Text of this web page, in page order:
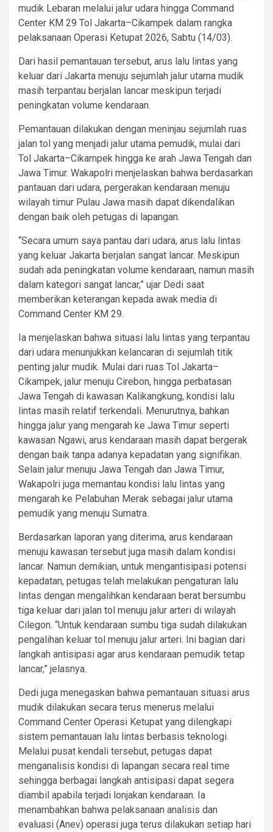
mudik Lebaran melalui jalur udara hingga Command
Center KM 29 Tol Jakarta–Cikampek dalam rangka
pelaksanaan Operasi Ketupat 2026, Sabtu (14/03).
Dari hasil pemantauan tersebut, arus lalu lintas yang
keluar dari Jakarta menuju sejumlah jalur utama mudik
masih terpantau berjalan lancar meskipun terjadi
peningkatan volume kendaraan.
Pemantauan dilakukan dengan meninjau sejumlah ruas
jalan tol yang menjadi jalur utama pemudik, mulai dari
Tol Jakarta–Cikampek hingga ke arah Jawa Tengah dan
Jawa Timur. Wakapolri menjelaskan bahwa berdasarkan
pantauan dari udara, pergerakan kendaraan menuju
wilayah timur Pulau Jawa masih dapat dikendalikan
dengan baik oleh petugas di lapangan.
“Secara umum saya pantau dari udara, arus lalu lintas
yang keluar Jakarta berjalan sangat lancar. Meskipun
sudah ada peningkatan volume kendaraan, namun masih
dalam kategori sangat lancar,” ujar Dedi saat
memberikan keterangan kepada awak media di
Command Center KM 29.
Ia menjelaskan bahwa situasi lalu lintas yang terpantau
dari udara menunjukkan kelancaran di sejumlah titik
penting jalur mudik. Mulai dari ruas Tol Jakarta–
Cikampek, jalur menuju Cirebon, hingga perbatasan
Jawa Tengah di kawasan Kalikangkung, kondisi lalu
lintas masih relatif terkendali. Menurutnya, bahkan
hingga jalur yang mengarah ke Jawa Timur seperti
kawasan Ngawi, arus kendaraan masih dapat bergerak
dengan baik tanpa adanya kepadatan yang signifikan.
Selain jalur menuju Jawa Tengah dan Jawa Timur,
Wakapolri juga memantau kondisi lalu lintas yang
mengarah ke Pelabuhan Merak sebagai jalur utama
pemudik yang menuju Sumatra.
Berdasarkan laporan yang diterima, arus kendaraan
menuju kawasan tersebut juga masih dalam kondisi
lancar. Namun demikian, untuk mengantisipasi potensi
kepadatan, petugas telah melakukan pengaturan lalu
lintas dengan mengalihkan kendaraan berat bersumbu
tiga keluar dari jalan tol menuju jalur arteri di wilayah
Cilegon. “Untuk kendaraan sumbu tiga sudah dilakukan
pengalihan keluar tol menuju jalur arteri. Ini bagian dari
langkah antisipasi agar arus kendaraan pemudik tetap
lancar,” jelasnya.
Dedi juga menegaskan bahwa pemantauan situasi arus
mudik dilakukan secara terus menerus melalui
Command Center Operasi Ketupat yang dilengkapi
sistem pemantauan lalu lintas berbasis teknologi.
Melalui pusat kendali tersebut, petugas dapat
menganalisis kondisi di lapangan secara real time
sehingga berbagai langkah antisipasi dapat segera
diambil apabila terjadi lonjakan kendaraan. Ia
menambahkan bahwa pelaksanaan analisis dan
evaluasi (Anev) operasi juga terus dilakukan setiap hari